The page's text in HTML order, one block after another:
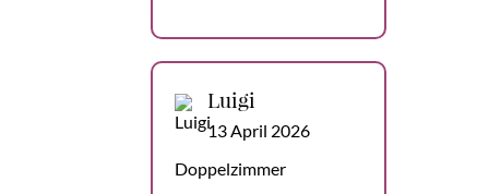
Luigi
13 April 2026
Doppelzimmer